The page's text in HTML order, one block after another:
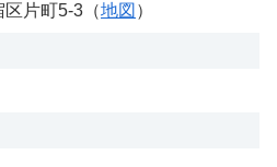
片町5-3（地図 ）